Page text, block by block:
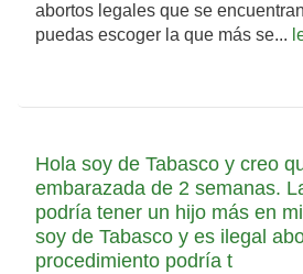
abortos legales que se
puedas escoger la que más se...
Hola soy de Tabasco y creo
embarazada de 2 semanas.
podría tener un hijo más en
soy de Tabasco y es ilegal
procedimiento podría t